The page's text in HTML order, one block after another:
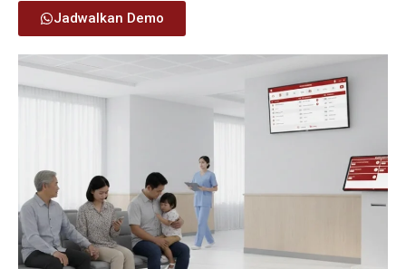
Jadwalkan Demo